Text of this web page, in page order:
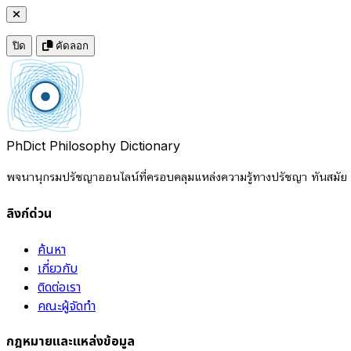
ปิด คัดลอก
PhDict Philosophy Dictionary
พจนานุกรมปรัชญาออนไลน์ที่ครอบคลุมแหล่งความรู้ทางปรัชญา ทันสมัย
ลิงก์ด่วน
ค้นหา
เกี่ยวกับ
ติดต่อเรา
คณะผู้จัดทำ
กฎหมายและแหล่งข้อมูล